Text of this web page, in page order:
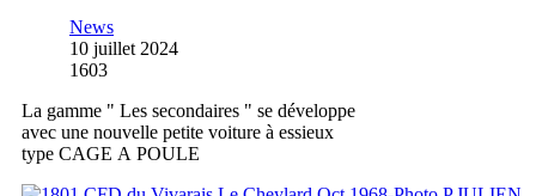
News
10 juillet 2024
1603
La gamme " Les secondaires " se développe
avec une nouvelle petite voiture à essieux
type CAGE A POULE